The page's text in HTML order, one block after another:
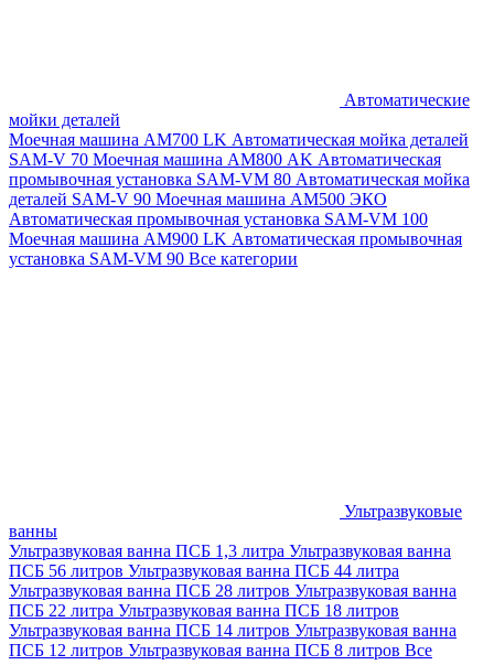
Автоматические
мойки деталей
Моечная машина AM700 LK Автоматическая мойка деталей
SAM-V 70 Моечная машина АМ800 AK Автоматическая
промывочная установка SAM-VM 80 Автоматическая мойка
деталей SAM-V 90 Моечная машина АМ500 ЭКО
Автоматическая промывочная установка SAM-VM 100
Моечная машина AM900 LK Автоматическая промывочная
установка SAM-VM 90 Все категории
Ультразвуковые
ванны
Ультразвуковая ванна ПСБ 1,3 литра Ультразвуковая ванна
ПСБ 56 литров Ультразвуковая ванна ПСБ 44 литра
Ультразвуковая ванна ПСБ 28 литров Ультразвуковая ванна
ПСБ 22 литра Ультразвуковая ванна ПСБ 18 литров
Ультразвуковая ванна ПСБ 14 литров Ультразвуковая ванна
ПСБ 12 литров Ультразвуковая ванна ПСБ 8 литров Все